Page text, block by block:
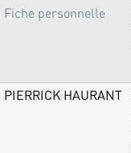
Fiche personnelle
PIERRICK HAURANT